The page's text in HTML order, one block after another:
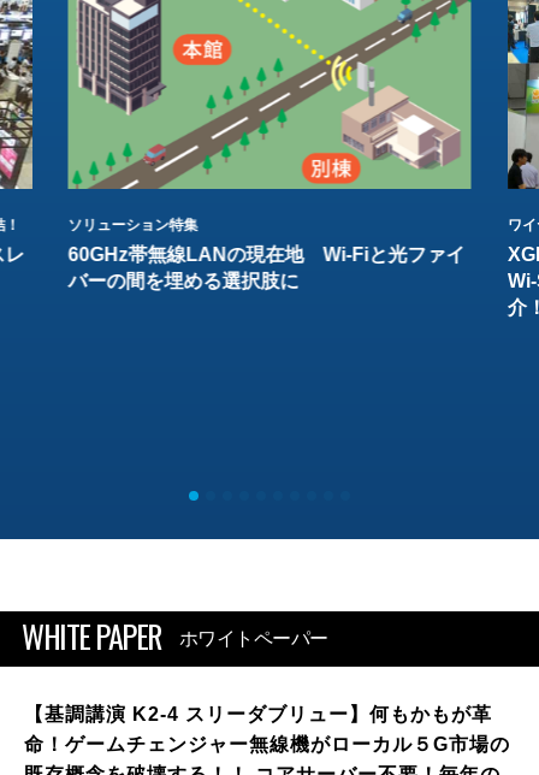
レ
ソリューション特集
60GHz帯無線LANの現在地 Wi-Fiと光ファイ
バーの間を埋める選択肢に
ワ
介
WHITE PAPER ホワイトペーパー
【基調講演 K2-4 スリーダブリュー】何もかもが革
命！ゲームチェンジャー無線機がローカル５G市場の